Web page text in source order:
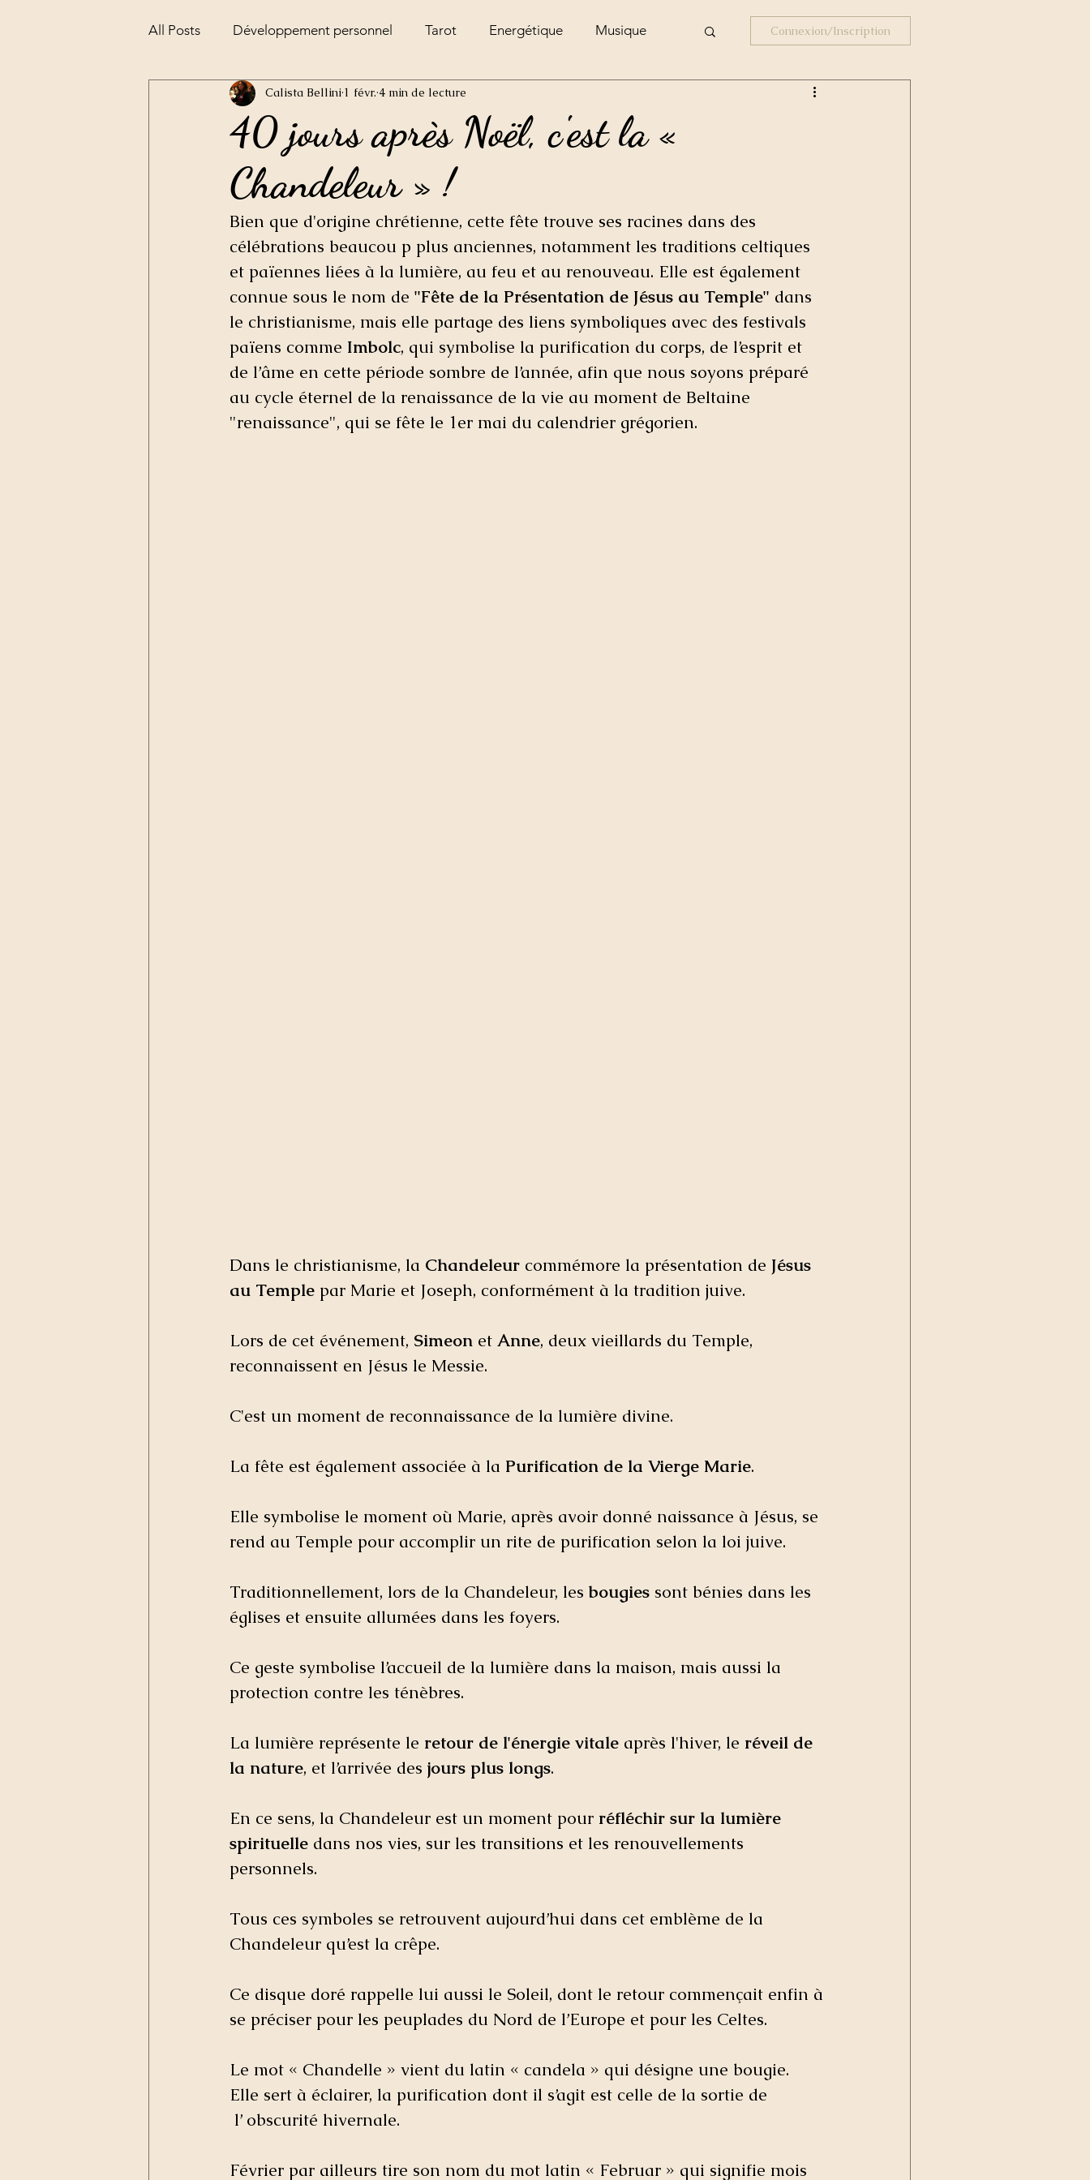
All Posts Développement personnel Tarot Energétique Musique
Alchimie la pesée de l'âme
Connexion/Inscription
40 jours après Noël, c'est la «
Chandeleur » !
Calista Bellini 1 févr. 4 min de lecture
Bien que d'origine chrétienne, cette fête trouve ses racines dans des
célébrations beaucou p plus anciennes, notamment les traditions celtiques
et païennes liées à la lumière, au feu et au renouveau. Elle est également
connue sous le nom de "Fête de la Présentation de Jésus au Temple" dans
le christianisme, mais elle partage des liens symboliques avec des festivals
païens comme Imbolc, qui symbolise la purification du corps, de l’esprit et
de l’âme en cette période sombre de l’année, afin que nous soyons préparé
au cycle éternel de la renaissance de la vie au moment de Beltaine
"renaissance", qui se fête le 1er mai du calendrier grégorien.
Dans le christianisme, la Chandeleur commémore la présentation de Jésus
au Temple par Marie et Joseph, conformément à la tradition juive.
Lors de cet événement, Simeon et Anne, deux vieillards du Temple,
reconnaissent en Jésus le Messie.
C'est un moment de reconnaissance de la lumière divine.
La fête est également associée à la Purification de la Vierge Marie.
Elle symbolise le moment où Marie, après avoir donné naissance à Jésus, se
rend au Temple pour accomplir un rite de purification selon la loi juive.
Traditionnellement, lors de la Chandeleur, les bougies sont bénies dans les
églises et ensuite allumées dans les foyers.
Ce geste symbolise l’accueil de la lumière dans la maison, mais aussi la
protection contre les ténèbres.
La lumière représente le retour de l'énergie vitale après l'hiver, le réveil de
la nature, et l’arrivée des jours plus longs.
En ce sens, la Chandeleur est un moment pour réfléchir sur la lumière
spirituelle dans nos vies, sur les transitions et les renouvellements
personnels.
Tous ces symboles se retrouvent aujourd’hui dans cet emblème de la
Chandeleur qu’est la crêpe.
Ce disque doré rappelle lui aussi le Soleil, dont le retour commençait enfin à
se préciser pour les peuplades du Nord de l’Europe et pour les Celtes.
Le mot « Chandelle » vient du latin « candela » qui désigne une bougie.
Elle sert à éclairer, la purification dont il s’agit est celle de la sortie de
l’ obscurité hivernale.
Février par ailleurs tire son nom du mot latin « Februar » qui signifie mois